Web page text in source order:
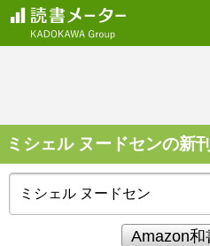
ミシェル ヌードセンの新刊